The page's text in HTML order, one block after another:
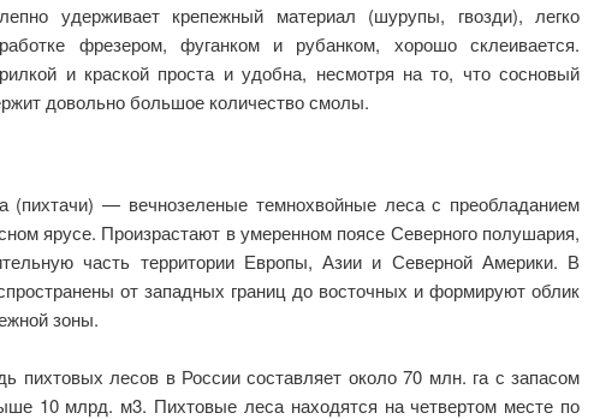
удерживает крепежный материал (шурупы, гвозди), легко
фрезером, фуганком и рубанком, хорошо склеивается.
и краской проста и удобна, несмотря на то, что сосновый
довольно большое количество смолы.
(пихтачи) — вечнозеленые темнохвойные леса с преобладанием
ярусе. Произрастают в умеренном поясе Северного полушария,
часть территории Европы, Азии и Северной Америки. В
от западных границ до восточных и формируют облик
зоны.
пихтовых лесов в России составляет около 70 млн. га с запасом
10 млрд. м3. Пихтовые леса находятся на четвертом месте по